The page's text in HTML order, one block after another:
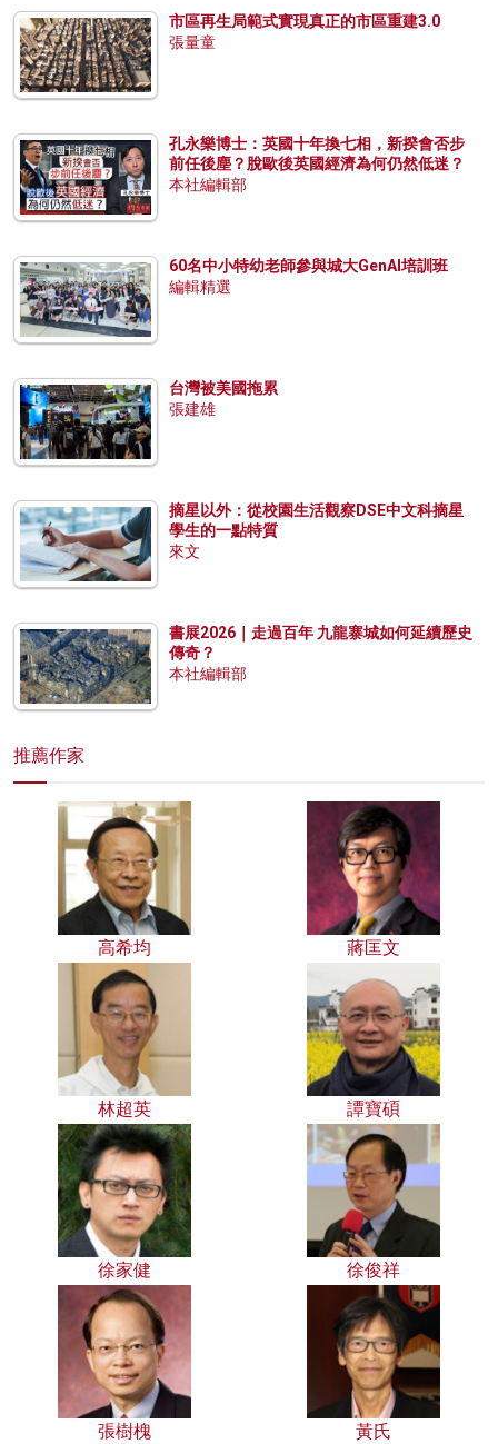
市區再生局範式實現真正的市區重建3.0
張量童
孔永樂博士：英國十年換七相，新揆會否步
前任後塵？脫歐後英國經濟為何仍然低迷？
本社編輯部
60名中小特幼老師參與城大GenAI培訓班
編輯精選
台灣被美國拖累
張建雄
摘星以外：從校園生活觀察DSE中文科摘星
學生的一點特質
來文
書展2026｜走過百年 九龍寨城如何延續歷史
傳奇？
本社編輯部
推薦作家
高希均 蔣匡文
林超英 譚寶碩
徐家健 徐俊祥
張樹槐 黃氏